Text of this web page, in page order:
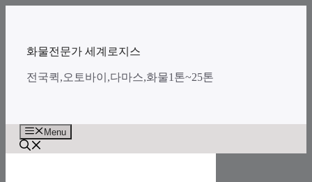
화물전문가 세계로지스
전국퀵,오토바이,다마스,화물1톤~25톤
Menu